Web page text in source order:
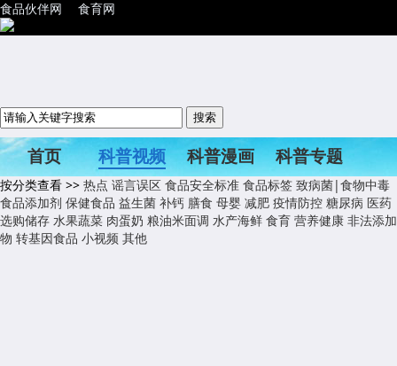
食品伙伴网 食育网
首页 科普视频 科普漫画
科普专题
科普活动
按分类查看 >> 热点 谣言误区 食品安全标准 食品标签 致病菌|食物中毒
食品添加剂 保健食品 益生菌 补钙 膳食 母婴 减肥 疫情防控 糖尿病 医药
选购储存 水果蔬菜 肉蛋奶 粮油米面调 水产海鲜 食育 营养健康 非法添加
物 转基因食品 小视频 其他